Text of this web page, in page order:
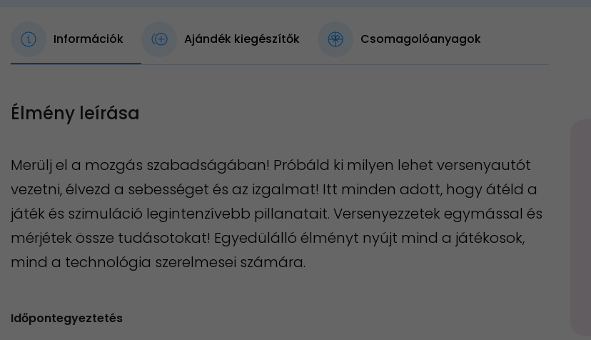
Információk Ajándék kiegészítők Csomagolóanyagok
Élmény leírása
Merülj el a mozgás szabadságában! Próbáld ki milyen lehet versenyautót
vezetni, élvezd a sebességet és az izgalmat! Itt minden adott, hogy átéld a
játék és szimuláció legintenzívebb pillanatait. Versenyezzetek egymással és
mérjétek össze tudásotokat! Egyedülálló élményt nyújt mind a játékosok,
mind a technológia szerelmesei számára.
Időpontegyeztetés